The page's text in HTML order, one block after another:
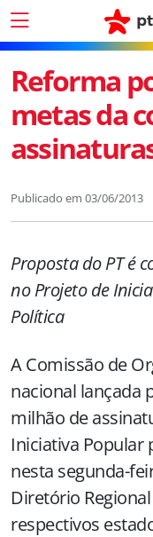
Reforma
metas da
Publicado em 03/06/2013
Proposta do PT é
no Projeto de
Política
A Comissão de
nacional lançada
milhão de
Iniciativa Popular
nesta segunda-
Diretório
respectivos